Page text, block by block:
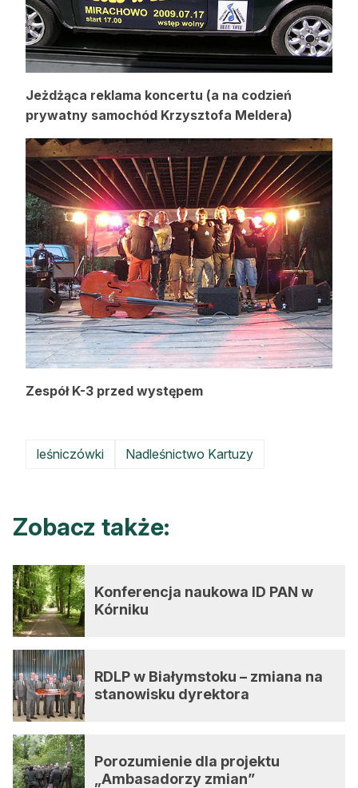
Jeżdżąca reklama koncertu (a na codzień
prywatny samochód Krzysztofa Meldera)
Zespół K-3 przed występem
leśniczówki Nadleśnictwo Kartuzy
Zobacz także:
Konferencja naukowa ID PAN w
Kórniku
RDLP w Białymstoku – zmiana na
stanowisku dyrektora
Porozumienie dla projektu
„Ambasadorzy zmian”